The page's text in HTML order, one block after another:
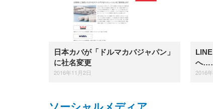
日本カバが「ドルマカバジャパン」
に社名変更
2016年11月2日
へ
2016
ソーシャルメディア